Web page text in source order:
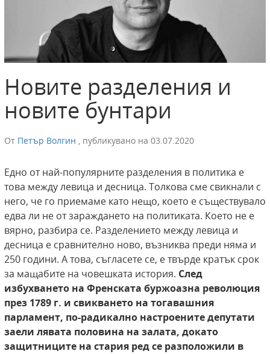
Новите разделения и
новите бунтари
От Петър Волгин , публикувано на 03.07.2020
Едно от най-популярните разделения в политика е
това между левица и десница. Толкова сме свикнали с
него, че го приемаме като нещо, което е съществувало
едва ли не от зараждането на политиката. Което не е
вярно, разбира се. Разделението между левица и
десница е сравнително ново, възниква преди няма и
250 години. А това, съгласете се, е твърде кратък срок
за мащабите на човешката история. След
избухването на Френската буржоазна революция
през 1789 г. и свикването на тогавашния
парламент, по-радикално настроените депутати
заели лявата половина на залата, докато
защитниците на стария ред се разположили в